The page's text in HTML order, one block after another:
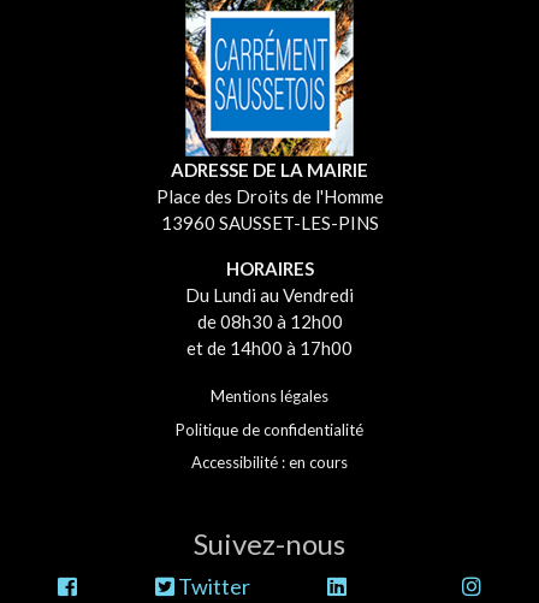
ADRESSE DE LA MAIRIE
Place des Droits de l'Homme
13960 SAUSSET-LES-PINS
HORAIRES
Du Lundi au Vendredi
de 08h30 à 12h00
et de 14h00 à 17h00
Mentions légales
Politique de confidentialité
Accessibilité : en cours
Suivez-nous
Twitter